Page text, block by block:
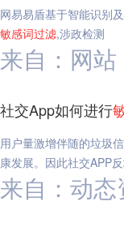
网易易盾基于智能识别
敏感词过滤,涉政检测
来自：网站
社交App如何进行
用户量激增伴随的垃圾
康发展。因此社交APP
来自：动态